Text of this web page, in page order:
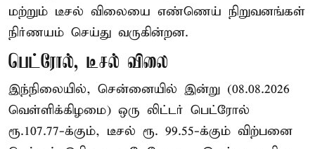
மற்றும் டீசல் விலையை எண்ணெய் நிறுவனங்கள்
நிர்ணயம் செய்து வருகின்றன.
பெட்ரோல், டீசல் விலை
இந்நிலையில், சென்னையில் இன்று (08.08.2026
வெள்ளிக்கிழமை) ஒரு லிட்டர் பெட்ரோல்
ரூ.107.77-க்கும், டீசல் ரூ. 99.55-க்கும் விற்பனை